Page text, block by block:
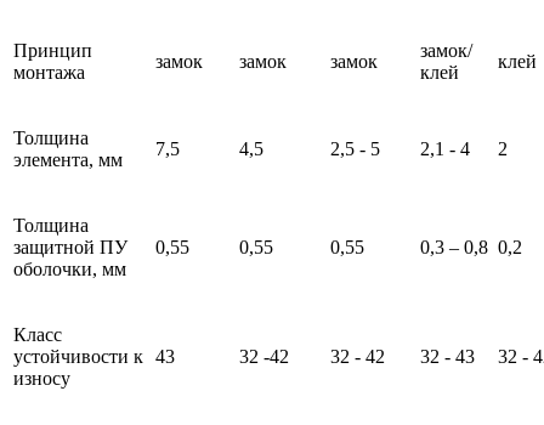
Принцип
монтажа
замок замок замок
замок/
клей
клей
Толщина
элемента, мм
7,5 4,5 2,5 - 5 2,1 - 4 2
Толщина
защитной ПУ
оболочки, мм
0,55 0,55 0,55 0,3 – 0,8 0,2
Класс
устойчивости к
износу
43 32 -42 32 - 42 32 - 43 32 -